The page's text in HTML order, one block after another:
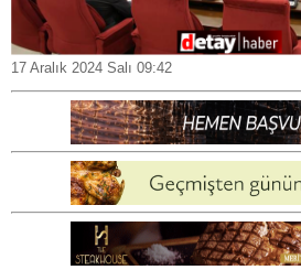
17 Aralık 2024 Salı 09:42